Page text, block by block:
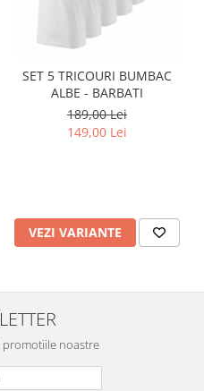
SET 5 TRICOURI BUMBAC
ALBE - BARBATI
189,00 Lei
149,00 Lei
VEZI VARIANTE
promotiile noastre